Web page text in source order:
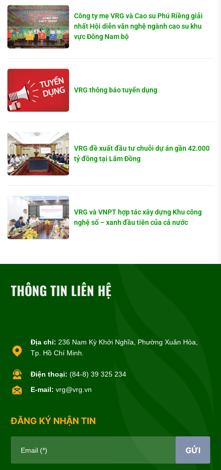
Công ty mẹ VRG và Cao su Phú Riềng giải
nhất Hội diễn văn nghệ ngành cao su khu
vực Đông Nam bộ
VRG thông báo tuyển dụng
VRG đề xuất đầu tư chuỗi dự án gần 42.000
tỷ đồng tại Lâm Đồng
VRG và VNPT hợp tác xây dựng Khu công
nghệ số – xanh đầu tiên của cả nước
THÔNG TIN LIÊN HỆ
Địa chỉ: 236 Nam Kỳ Khởi Nghĩa, Phường Xuân Hòa,
Tp. Hồ Chí Minh.
Điện thoại: (84-8) 39 325 234
E-mail: vrg@vrg.vn
ĐĂNG KÝ NHẬN TIN
Email (*) GỬI